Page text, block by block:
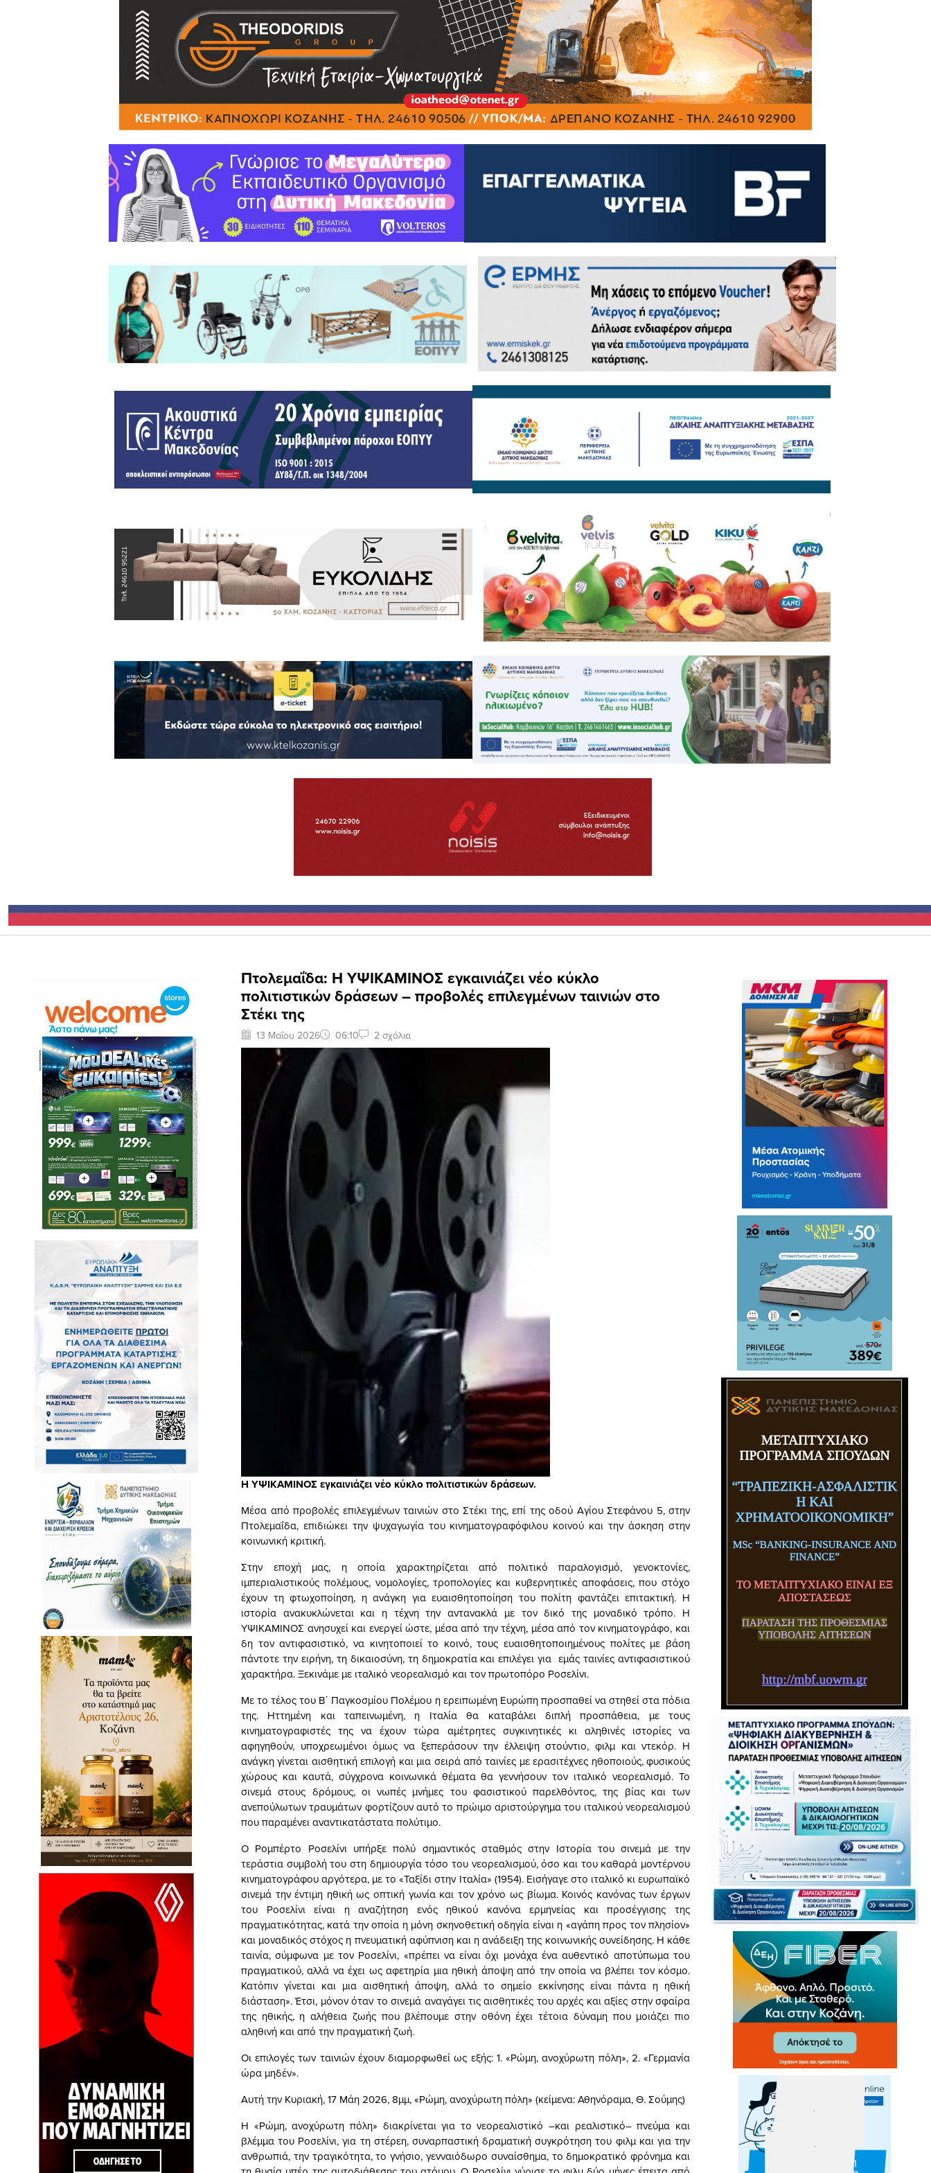
Πτολεμαΐδα: Η ΥΨΙΚΑΜΙΝΟΣ εγκαινιάζει νέο κύκλο
πολιτιστικών δράσεων – προβολές επιλεγμένων ταινιών στο
Στέκι της
13 Μαΐου 2026 06:10 2 σχόλια
Η ΥΨΙΚΑΜΙΝΟΣ εγκαινιάζει νέο κύκλο πολιτιστικών δράσεων.
Μέσα από προβολές επιλεγμένων ταινιών στο Στέκι της, επί της οδού Αγίου Στεφάνου 5, στην
Πτολεμαΐδα, επιδιώκει την ψυχαγωγία του κινηματογραφόφιλου κοινού και την άσκηση στην
κοινωνική κριτική.
Στην εποχή μας, η οποία χαρακτηρίζεται από πολιτικό παραλογισμό, γενοκτονίες,
ιμπεριαλιστικούς πολέμους, νομολογίες, τροπολογίες και κυβερνητικές αποφάσεις, που στόχο
έχουν τη φτωχοποίηση, η ανάγκη για ευαισθητοποίηση του πολίτη φαντάζει επιτακτική. Η
ιστορία ανακυκλώνεται και η τέχνη την αντανακλά με τον δικό της μοναδικό τρόπο. Η
ΥΨΙΚΑΜΙΝΟΣ ανησυχεί και ενεργεί ώστε, μέσα από την τέχνη, μέσα από τον κινηματογράφο, και
δη τον αντιφασιστικό, να κινητοποιεί το κοινό, τους ευαισθητοποιημένους πολίτες με βάση
πάντοτε την ειρήνη, τη δικαιοσύνη, τη δημοκρατία και επιλέγει για εμάς ταινίες αντιφασιστικού
χαρακτήρα. Ξεκινάμε με ιταλικό νεορεαλισμό και τον πρωτοπόρο Ροσελίνι.
Με το τέλος του Β΄ Παγκοσμίου Πολέμου η ερειπωμένη Ευρώπη προσπαθεί να στηθεί στα πόδια
της. Ηττημένη και ταπεινωμένη, η Ιταλία θα καταβάλει διπλή προσπάθεια, με τους
κινηματογραφιστές της να έχουν τώρα αμέτρητες συγκινητικές κι αληθινές ιστορίες να
αφηγηθούν, υποχρεωμένοι όμως να ξεπεράσουν την έλλειψη στούντιο, φιλμ και ντεκόρ. Η
ανάγκη γίνεται αισθητική επιλογή και μια σειρά από ταινίες με ερασιτέχνες ηθοποιούς, φυσικούς
χώρους και καυτά, σύγχρονα κοινωνικά θέματα θα γεννήσουν τον ιταλικό νεορεαλισμό. Το
σινεμά στους δρόμους, οι νωπές μνήμες του φασιστικού παρελθόντος, της βίας και των
ανεπούλωτων τραυμάτων φορτίζουν αυτό το πρώιμο αριστούργημα του ιταλικού νεορεαλισμού
που παραμένει αναντικατάστατα πολύτιμο.
Ο Ρομπέρτο Ροσελίνι υπήρξε πολύ σημαντικός σταθμός στην Ιστορία του σινεμά με την
τεράστια συμβολή του στη δημιουργία τόσο του νεορεαλισμού, όσο και του καθαρά μοντέρνου
κινηματογράφου αργότερα, με το «Ταξίδι στην Ιταλία» (1954). Εισήγαγε στο ιταλικό κι ευρωπαϊκό
σινεμά την έντιμη ηθική ως οπτική γωνία και τον χρόνο ως βίωμα. Κοινός κανόνας των έργων
του Ροσελίνι είναι η αναζήτηση ενός ηθικού κανόνα ερμηνείας και προσέγγισης της
πραγματικότητας, κατά την οποία η μόνη σκηνοθετική οδηγία είναι η «αγάπη προς τον πλησίον»
και μοναδικός στόχος η πνευματική αφύπνιση και η ανάδειξη της κοινωνικής συνείδησης. Η κάθε
ταινία, σύμφωνα με τον Ροσελίνι, «πρέπει να είναι όχι μονάχα ένα αυθεντικό αποτύπωμα του
πραγματικού, αλλά να έχει ως αφετηρία μια ηθική άποψη από την οποία να βλέπει τον κόσμο.
Κατόπιν γίνεται και μια αισθητική άποψη, αλλά το σημείο εκκίνησης είναι πάντα η ηθική
διάσταση». Έτσι, μόνον όταν το σινεμά αναγάγει τις αισθητικές του αρχές και αξίες στην σφαίρα
της ηθικής, η αλήθεια ζωής που βλέπουμε στην οθόνη έχει τέτοια δύναμη που μοιάζει πιο
αληθινή και από την πραγματική ζωή.
Οι επιλογές των ταινιών έχουν διαμορφωθεί ως εξής: 1. «Ρώμη, ανοχύρωτη πόλη», 2. «Γερμανία
ώρα μηδέν».
Αυτή την Κυριακή, 17 Μάη 2026, 8μμ, «Ρώμη, ανοχύρωτη πόλη» (κείμενα: Αθηνόραμα, Θ. Σούμης)
Η «Ρώμη, ανοχύρωτη πόλη» διακρίνεται για το νεορεαλιστικό –και ρεαλιστικό– πνεύμα και
βλέμμα του Ροσελίνι, για τη στέρεη, συναρπαστική δραματική συγκρότηση του φιλμ και για την
ανθρωπιά, την τραγικότητα, το γνήσιο, γενναιόδωρο συναίσθημα, το δημοκρατικό φρόνημα και